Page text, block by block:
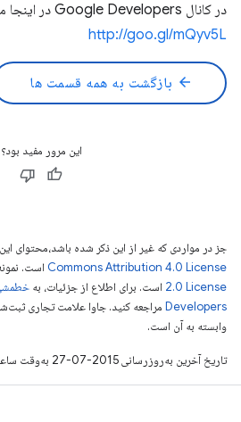
در کانال Google Developers در اینجا مشترک شوید:
http://goo.gl/mQyv5L
arrow_back بازگشت به همه قسمت ها
این مرور مفید بود؟
جز در مواردی که غیر از این ذکر شده باشد،‌محتوای
Commons Attribution 4.0 License است.
2.0 License است. برای اطلاع از جزئیات، به
Developers‏
وابسته به آن است.
تاریخ آخرین به‌روزرسانی 2015-07-27 به‌وقت ساعت هماهنگ جهانی.